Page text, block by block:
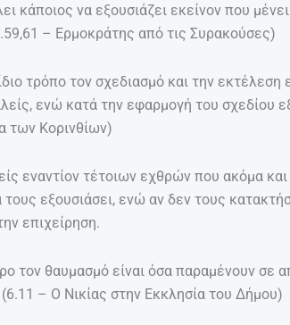
κάποιος να εξουσιάζει εκείνον που
– Ερμοκράτης από τις Συρακούσες)
τρόπο τον σχεδιασμό και την
ενώ κατά την εφαρμογή του σχεδίου
των Κορινθίων)
εναντίον τέτοιων εχθρών που ακόμα
εξουσιάσει, ενώ αν δεν τους
επιχείρηση.
τον θαυμασμό είναι όσα παραμένουν σε
– Ο Νικίας στην Εκκλησία του Δήμου)